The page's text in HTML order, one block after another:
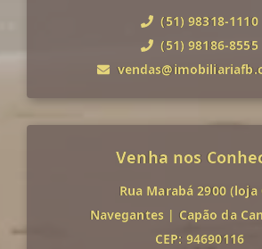
(51) 98318-1110
(51) 98186-8555
Venha nos
Rua Marabá 2900 (loja
Navegantes | Capão da
CEP: 94690116